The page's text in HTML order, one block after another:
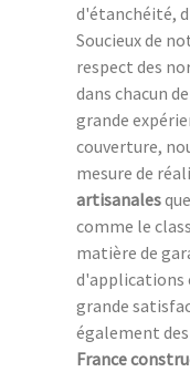
d'étanchéité,
Soucieux de
respect des
dans chacun
grande
couverture,
mesure de
artisanales
comme le
matière de
d'applications
grande
également
France